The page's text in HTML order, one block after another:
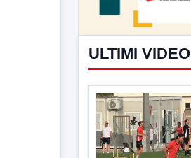
ULTIMI VIDEO